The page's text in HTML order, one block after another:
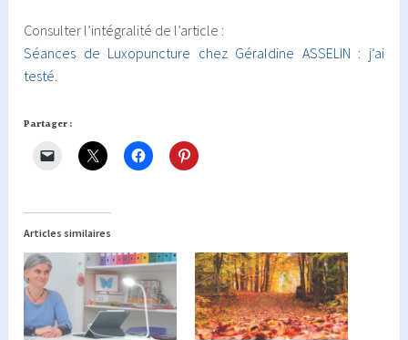
Consulter l’intégralité de l’article :
Séances de Luxopuncture chez Géraldine ASSELIN : j’ai
testé.
Partager :
Articles similaires